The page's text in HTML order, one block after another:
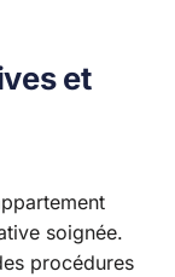
et
soignée.
procédures